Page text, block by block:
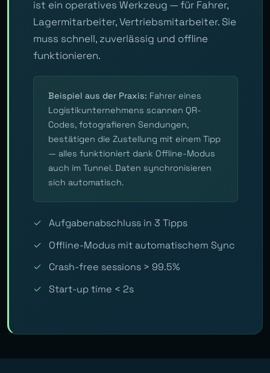
ist ein operatives Werkzeug — für Fahrer,
Lagermitarbeiter, Vertriebsmitarbeiter. Sie
muss schnell, zuverlässig und offline
funktionieren.
Beispiel aus der Praxis: Fahrer eines
Logistikunternehmens scannen QR-
Codes, fotografieren Sendungen,
bestätigen die Zustellung mit einem Tipp
— alles funktioniert dank Offline-Modus
auch im Tunnel. Daten synchronisieren
sich automatisch.
✓
Aufgabenabschluss in 3 Tipps
✓
Offline-Modus mit automatischem Sync
✓
Crash-free sessions > 99.5%
✓
Start-up time < 2s